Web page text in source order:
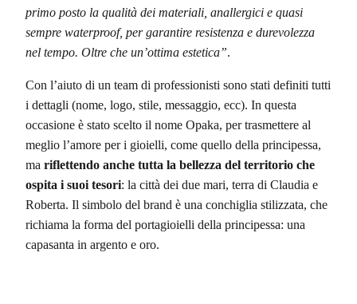
primo posto la qualità dei materiali, anallergici e quasi
sempre waterproof, per garantire resistenza e durevolezza
nel tempo. Oltre che un’ottima estetica”.
Con l’aiuto di un team di professionisti sono stati definiti tutti
i dettagli (nome, logo, stile, messaggio, ecc). In questa
occasione è stato scelto il nome Opaka, per trasmettere al
meglio l’amore per i gioielli, come quello della principessa,
ma riflettendo anche tutta la bellezza del territorio che
ospita i suoi tesori: la città dei due mari, terra di Claudia e
Roberta. Il simbolo del brand è una conchiglia stilizzata, che
richiama la forma del portagioielli della principessa: una
capasanta in argento e oro.